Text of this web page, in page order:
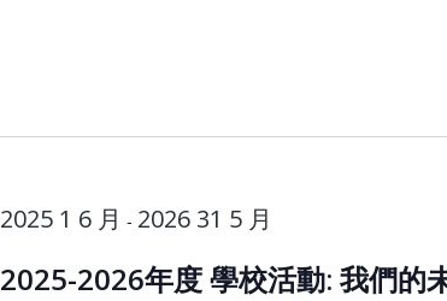
2025 1 6 月 - 2026 31 5 月
2025-2026年度 學校活動: 我們的